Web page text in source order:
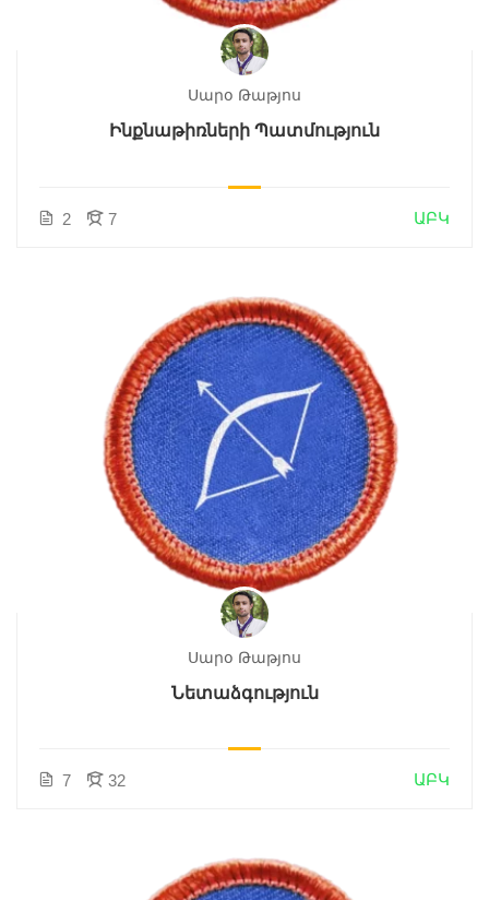
Սարօ Թաթյոս
Ինքնաթիռների Պատմություն
2 7 ԱԲԿ
Սարօ Թաթյոս
Նետաձգություն
7 32 ԱԲԿ